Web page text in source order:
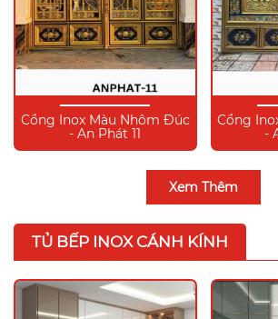
Cổng Inox Màu Nhôm Đúc
- An Phát 11
Cổng
-
Xem Thêm
TỦ BẾP INOX CÁNH KÍNH